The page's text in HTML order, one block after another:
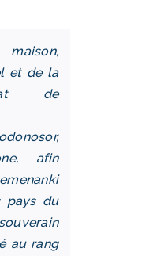
et de la
de
afin
pays du
au rang